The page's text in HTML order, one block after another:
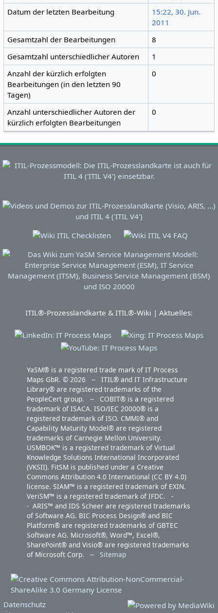
Datum der letzten Bearbeitung
15:22, 30. Jun.
2011
Gesamtzahl der Bearbeitungen
8
Gesamtzahl unterschiedlicher Autoren
1
Anzahl der kürzlich erfolgten
Bearbeitungen (in den letzten 90
Tagen)
0
Anzahl unterschiedlicher Autoren der
kürzlich erfolgten Bearbeitungen
0
ITIL®-Prozesslandkarte & ITIL®-Wiki | Aktuelles:
YaSM® is a registered trade mark of IT Process
Maps GbR. © 2026 -- ITIL® and IT Infrastructure
Library® are registered trademarks of the
PeopleCert group. -- COBIT® is a registered
trademark of ISACA. ISO/IEC 20000® is a
registered trademark of ISO. CMMI® and
Capability Maturity Model® are registered
trademarks of Carnegie Mellon University.
USMBOK™ is a registered trademark of Virtual
Knowledge Solutions International Incorporated
(VKSII). FitSM is published under a Creative
Commons Attribution 4.0 International (CC BY 4.0)
license. SIAM™ is a registered trademark of EXIN.
VeriSM™ is a registered trademark of IFDC. -
- ARIS™ and IDS Scheer are registered trademarks
of Software AG. BIC Process Design® and BIC
Platform® are registered trademarks of GBTEC
Software AG. Microsoft®, Word™, Excel®,
SharePoint® and Visio® are registered trademarks
of Microsoft Corp. -- Sitemap
Datenschutz